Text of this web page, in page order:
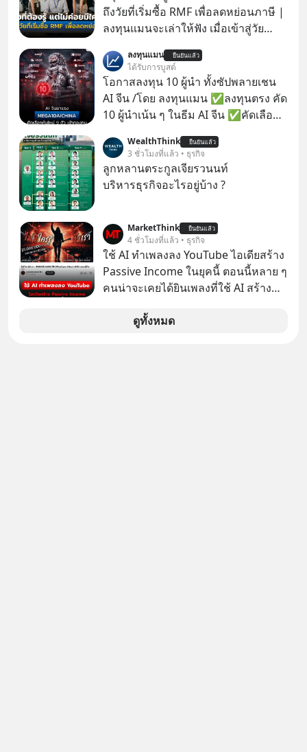
ถึงวัยที่เริ่มซื้อ RMF เพื่อลดหย่อนภาษี |
ลงทุนแมนจะเล่าให้ฟัง เมื่อเข้าสู่วัย
ภาษี หลายคนมักได้รับคำแนะนำให้
ลงทุนใน RMF เพราะนอกจากจะช่วยลด
หย่อนภาษีได้แล้ว ยังเป็นโอกาสในการ
สร้างความมั่งคั่งระยะยาว แต่น้อยคน
นักที่จะลงลึกว่า ถ้าลงทุนใน RMF ควรรู้
อะไรบ้าง ควรดู ตรงไหน ทำอย่างไร ถึง
จะดีกับเรา แล้วเราควรรู้ข้อมูลอะไร
เกี่ยวกับ RMF บ้าง เพื่อให้นำไปใช้ต่อได้
จริง ๆ ลงทุนแมนจะเล่าให้ฟัง
ลงทุนแมน ยืนยันแล้ว
ได้รับการบูสต์
โอกาสลงทุน 10 ผู้นำ ทั้งซัปพลายเชน
AI จีน /โดย ลงทุนแมน ✅ลงทุนตรง คัด
10 ผู้นำเน้น ๆ ในธีม AI จีน ✅คัดเลือก
เจ้าของผู้นำ AI จีน ตั้งแต่โรงงานผลิตชิป
หน่วยความจำ โมเดล AI ยันหุ่นยนต์
✅ได้การรับยกเว้นภาษี Capital Gain
ตามกฎหมายภาษีของประเทศไทย
WealthThink ยืนยันแล้ว
3 ชั่วโมงที่แล้ว • ธุรกิจ
ลูกหลานตระกูลเจียรวนนท์
บริหารธุรกิจอะไรอยู่บ้าง ?
MarketThink ยืนยันแล้ว
4 ชั่วโมงที่แล้ว • ธุรกิจ
ใช้ AI ทำเพลงลง YouTube ไอเดียสร้าง
Passive Income ในยุคนี้ ตอนนี้หลาย ๆ
คนน่าจะเคยได้ยินเพลงที่ใช้ AI สร้าง
รู้ตัวเรา” จากช่องชื่อว่า UNHEARD
ดูทั้งหมด